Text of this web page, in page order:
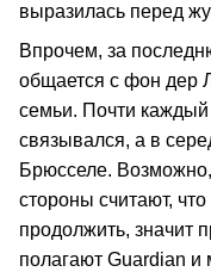
выразилась перед
Впрочем, за
общается с фон дер
семьи. Почти каждый
связывался, а в
Брюсселе.
стороны считают,
продолжить, значит
полагают Guardian и